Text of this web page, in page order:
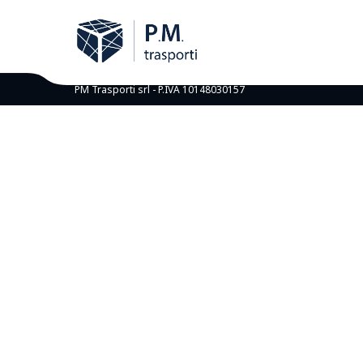
PM Trasporti srl - P.IVA 10148030157